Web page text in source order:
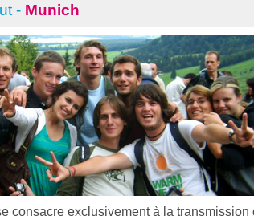
- Munich
consacre exclusivement à la transmission